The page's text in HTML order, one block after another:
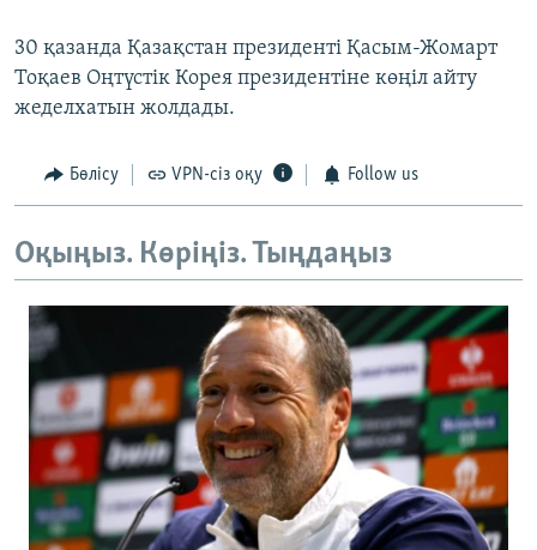
30 қазанда Қазақстан президенті Қасым-Жомарт
Тоқаев Оңтүстік Корея президентіне көңіл айту
жеделхатын жолдады.
Бөлісу VPN-сіз оқу Follow us
Оқыңыз. Көріңіз. Тыңдаңыз